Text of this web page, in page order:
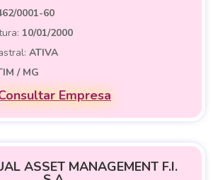
0001-60
10/01/2000
ATIVA
/ MG
Empresa
ASSET MANAGEMENT F.I.